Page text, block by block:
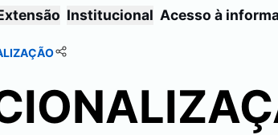
Institucional Acesso à